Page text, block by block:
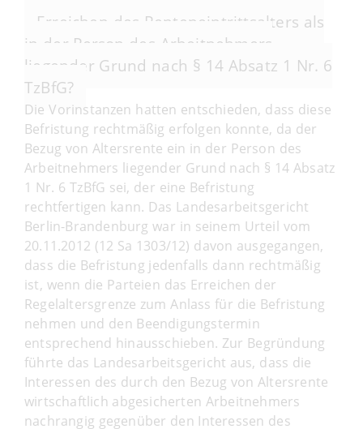
Erreichen des Renteneintrittsalters als
in der Person des Arbeitnehmers
liegender Grund nach § 14 Absatz 1 Nr. 6
TzBfG?
Die Vorinstanzen hatten entschieden, dass diese
Befristung rechtmäßig erfolgen konnte, da der
Bezug von Altersrente ein in der Person des
Arbeitnehmers liegender Grund nach § 14 Absatz
1 Nr. 6 TzBfG sei, der eine Befristung
rechtfertigen kann. Das Landesarbeitsgericht
Berlin-Brandenburg war in seinem Urteil vom
20.11.2012 (12 Sa 1303/12) davon ausgegangen,
dass die Befristung jedenfalls dann rechtmäßig
ist, wenn die Parteien das Erreichen der
Regelaltersgrenze zum Anlass für die Befristung
nehmen und den Beendigungstermin
entsprechend hinausschieben. Zur Begründung
führte das Landesarbeitsgericht aus, dass die
Interessen des durch den Bezug von Altersrente
wirtschaftlich abgesicherten Arbeitnehmers
nachrangig gegenüber den Interessen des